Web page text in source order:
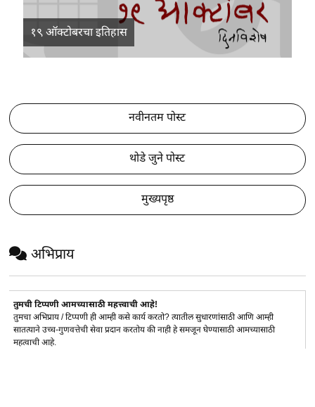
१९ ऑक्टोबरचा इतिहास
नवीनतम पोस्ट
थोडे जुने पोस्ट
मुख्यपृष्ठ
अभिप्राय
तुमची टिप्पणी आमच्यासाठी महत्त्वाची आहे!
तुमचा अभिप्राय / टिप्पणी ही आम्ही कसे कार्य करतो? त्यातील सुधारणांसाठी आणि आम्ही
सातत्याने उच्च-गुणवत्तेची सेवा प्रदान करतोय की नाही हे समजून घेण्यासाठी आमच्यासाठी
महत्वाची आहे.